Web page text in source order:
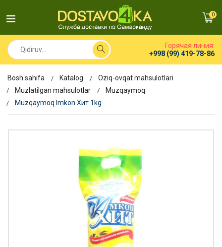
0
Горячая линия:
+998 (99) 419-78-86
Bosh sahifa Katalog
Oziq-ovqat mahsulotlari
Muzlatilgan mahsulotlar
Muzqaymoq
Muzqaymoq Imkon Хит 1kg